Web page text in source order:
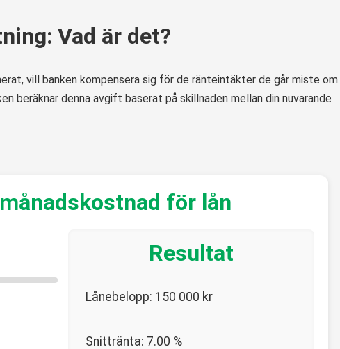
Vad är det?
vill banken kompensera sig för de ränteintäkter de går miste om.
beräknar denna avgift baserat på skillnaden mellan din nuvarande
för lån
Resultat
Lånebelopp: 150 000 kr
Snittränta: 7.00 %